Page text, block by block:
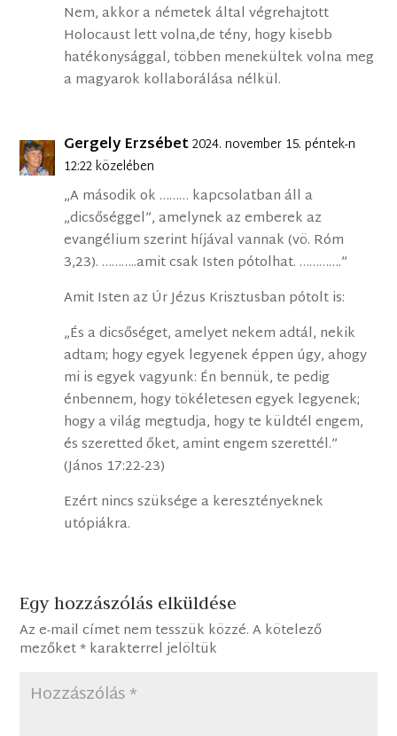
Nem, akkor a németek által végrehajtott
Holocaust lett volna,de tény, hogy kisebb
hatékonysággal, többen menekültek volna meg
a magyarok kollaborálása nélkül.
Gergely Erzsébet2024. november 15. péntek-n
12:22 közelében
„A második ok ……… kapcsolatban áll a
„dicsőséggel”, amelynek az emberek az
evangélium szerint híjával vannak (vö. Róm
3,23). ………..amit csak Isten pótolhat. ………….”
Amit Isten az Úr Jézus Krisztusban pótolt is:
„És a dicsőséget, amelyet nekem adtál, nekik
adtam; hogy egyek legyenek éppen úgy, ahogy
mi is egyek vagyunk: Én bennük, te pedig
énbennem, hogy tökéletesen egyek legyenek;
hogy a világ megtudja, hogy te küldtél engem,
és szeretted őket, amint engem szerettél.”
(János 17:22-23)
Ezért nincs szüksége a keresztényeknek
utópiákra.
Egy hozzászólás elküldése
Az e-mail címet nem tesszük közzé. A kötelező
mezőket*karakterrel jelöltük